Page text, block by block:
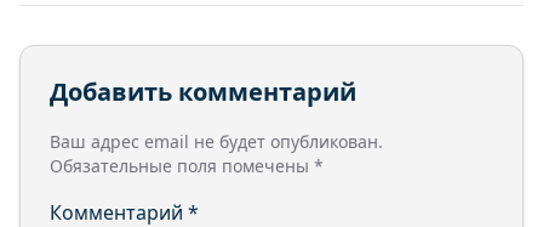
Добавить комментарий
Ваш адрес email не будет опубликован.
Обязательные поля помечены *
Комментарий *